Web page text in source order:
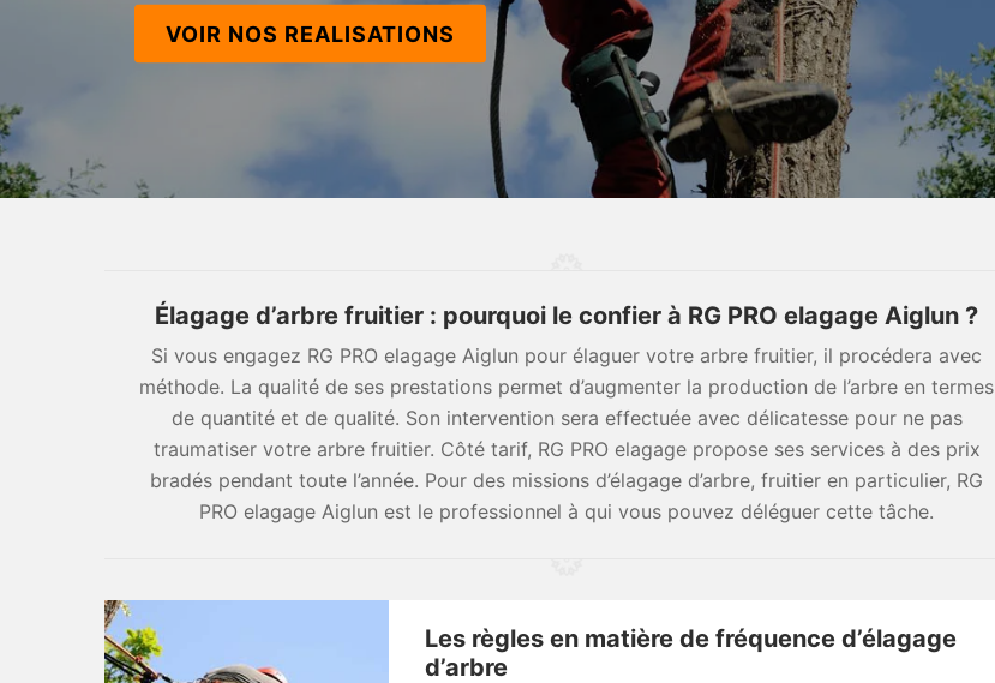
VOIR NOS REALISATIONS
Élagage d’arbre fruitier : pourquoi le confier à RG PRO elagage Aiglun ?
Si vous engagez RG PRO elagage Aiglun pour élaguer votre arbre fruitier, il procédera avec
méthode. La qualité de ses prestations permet d’augmenter la production de l’arbre en termes
de quantité et de qualité. Son intervention sera effectuée avec délicatesse pour ne pas
traumatiser votre arbre fruitier. Côté tarif, RG PRO elagage propose ses services à des prix
bradés pendant toute l’année. Pour des missions d’élagage d’arbre, fruitier en particulier, RG
PRO elagage Aiglun est le professionnel à qui vous pouvez déléguer cette tâche.
Les règles en matière de fréquence d’élagage
d’arbre